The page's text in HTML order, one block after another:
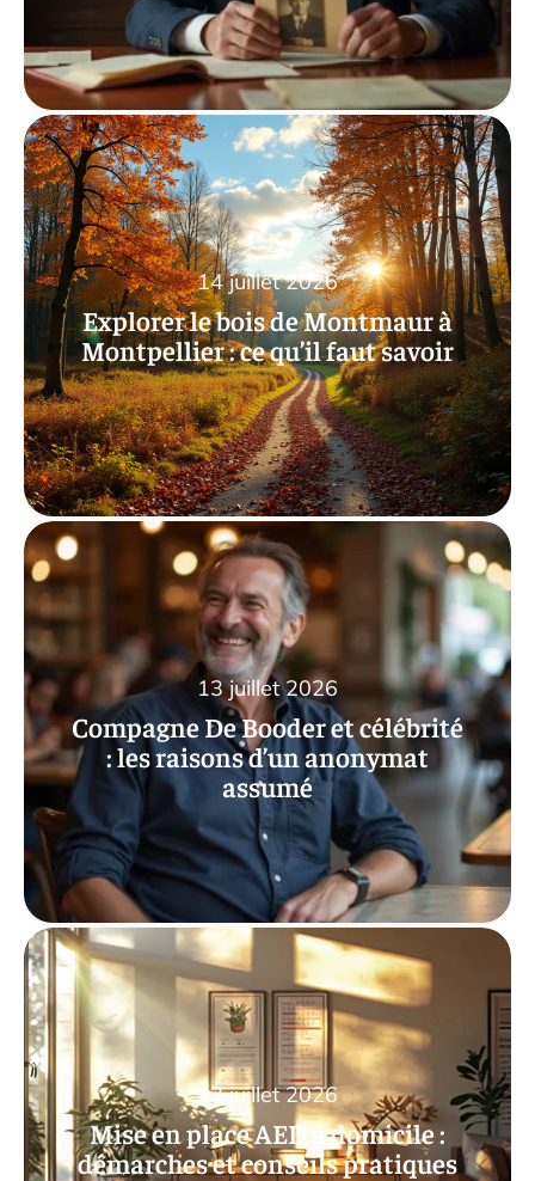
Explorer le bois de Montmaur à
Montpellier : ce qu’il faut savoir
14 juillet 2026
Compagne De Booder et célébrité
: les raisons d’un anonymat
assumé
13 juillet 2026
Mise en place AED à domicile :
démarches et conseils pratiques
13 juillet 2026